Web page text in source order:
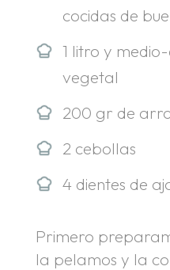
cocidas de
1 litro y
vegetal
200 gr de
2 cebollas
4 dientes de
Primero
la pelamos y la